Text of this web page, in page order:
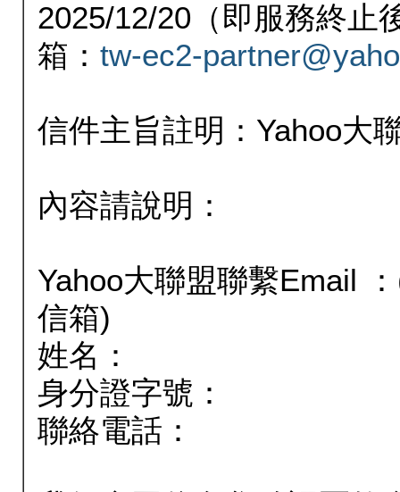
2025/12/20（即服務終止
箱： tw-ec2-
信件主旨註明：Yahoo大
內容請說明：
Yahoo大聯盟聯繫Email
信箱)
姓名：
身分證字號：
聯絡電話：